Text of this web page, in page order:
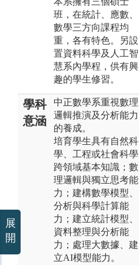
班，在統計、應數、
數學三方向課程均
重，各有特色。另設
置資料科學及人工智
慧系內學程，供有興
趣的學生修習。
學科
意涵
中正數學系重視數理
邏輯推演及分析能力
的養成。
培育學生具有自然科
學、工程或社會科學
跨領域基本知識；數
理邏輯與獨立思考能
力；建構數學模型、
分析與科學計算能
力；建立統計模型、
資料整理與分析能
力；處理大數據、建
立AI模型能力。
展
開